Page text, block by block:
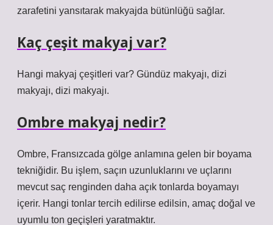
zarafetini yansıtarak makyajda bütünlüğü sağlar.
Kaç çeşit makyaj var?
Hangi makyaj çeşitleri var? Gündüz makyajı, dizi
makyajı, dizi makyajı.
Ombre makyaj nedir?
Ombre, Fransızcada gölge anlamına gelen bir boyama
tekniğidir. Bu işlem, saçın uzunluklarını ve uçlarını
mevcut saç renginden daha açık tonlarda boyamayı
içerir. Hangi tonlar tercih edilirse edilsin, amaç doğal ve
uyumlu ton geçişleri yaratmaktır.